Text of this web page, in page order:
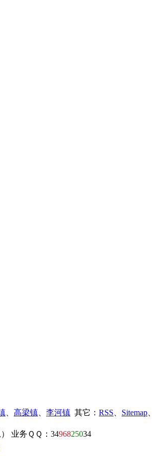
高梁镇 李河镇 其它： RSS Sitemap
） 业务ＱＱ：3496825034